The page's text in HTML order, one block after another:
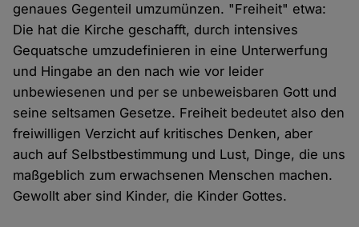
genaues Gegenteil umzumünzen. "Freiheit" etwa:
Die hat die Kirche geschafft, durch intensives
Gequatsche umzudefinieren in eine Unterwerfung
und Hingabe an den nach wie vor leider
unbewiesenen und per se unbeweisbaren Gott und
seine seltsamen Gesetze. Freiheit bedeutet also den
freiwilligen Verzicht auf kritisches Denken, aber
auch auf Selbstbestimmung und Lust, Dinge, die uns
maßgeblich zum erwachsenen Menschen machen.
Gewollt aber sind Kinder, die Kinder Gottes.